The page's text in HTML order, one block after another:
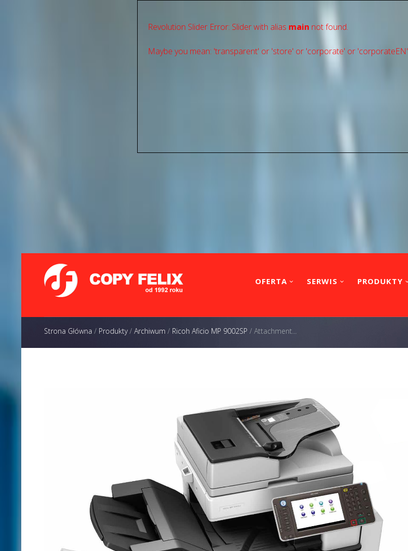
Revolution Slider Error: Slider with alias main not found.
Maybe you mean: 'transparent' or 'store' or 'сorporate' or 'corporateEN'
OFERTA SERWIS PRODUKTY
Strona Główna / Produkty/ Archiwum / Ricoh Aficio MP 9002SP / Attachment...